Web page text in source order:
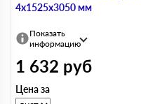
4х1525х3050 мм
Показать
информацию
1 632 руб
Цена за